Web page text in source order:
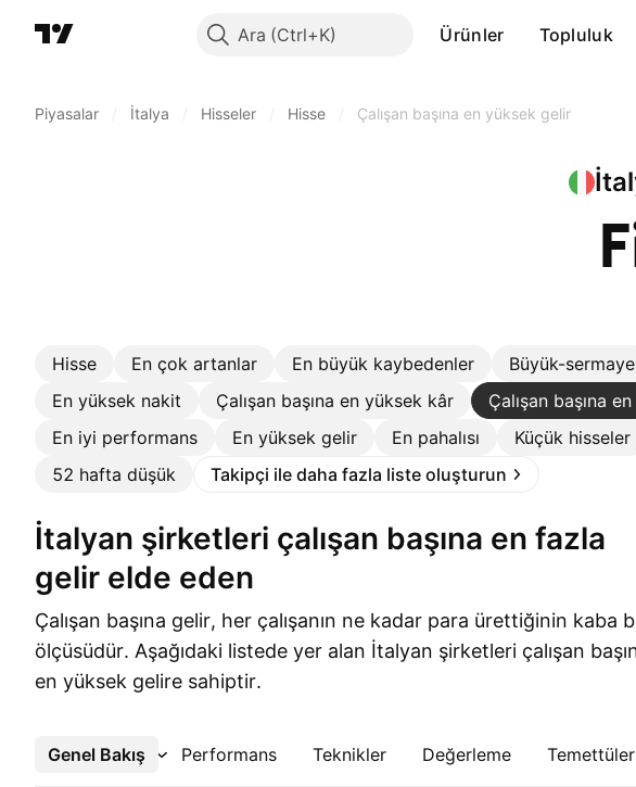
Ara Ürünler Topluluk
Piyasalar İtalya Hisseler Hisse Çalışan başına en yüksek gelir
Hisse En çok artanlar En büyük kaybedenler Büyük-sermaye
En yüksek nakit
Çalışan başına en yüksek kâr Çalışan başına
En iyi performans
En yüksek gelir En pahalısı Küçük hisseler
52 hafta düşük
Takipçi ile daha fazla liste oluşturun
İtalyan şirketleri çalışan başına en fazla
gelir elde eden
Çalışan başına gelir, her çalışanın ne kadar para ürettiğinin kaba
ölçüsüdür. Aşağıdaki listede yer alan İtalyan şirketleri çalışan
en yüksek gelire sahiptir.
Genel Bakış Performans Teknikler Değerleme Temettüler
Daha Fazla